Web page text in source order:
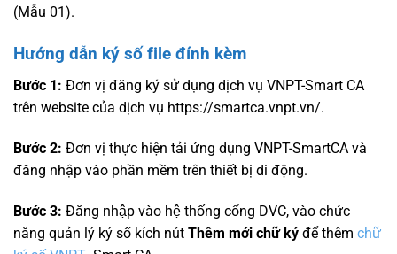
(Mẫu 01).
Hướng dẫn ký số file đính kèm
Bước 1: Đơn vị đăng ký sử dụng dịch vụ VNPT-Smart CA
trên website của dịch vụ https://smartca.vnpt.vn/.
Bước 2: Đơn vị thực hiện tải ứng dụng VNPT-SmartCA và
đăng nhập vào phần mềm trên thiết bị di động.
Bước 3: Đăng nhập vào hệ thống cổng DVC, vào chức
năng quản lý ký số kích nút Thêm mới chữ ký để thêm chữ